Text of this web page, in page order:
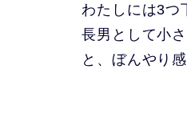
わたしには3つ
長男として小
と、ぼんやり